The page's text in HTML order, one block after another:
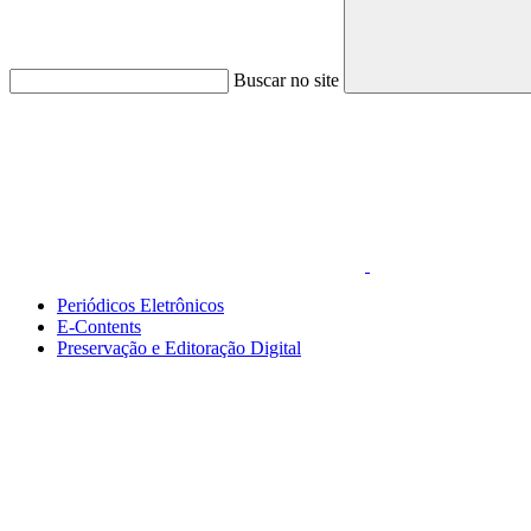
Buscar no site
Periódicos Eletrônicos
E-Contents
Preservação e Editoração Digital